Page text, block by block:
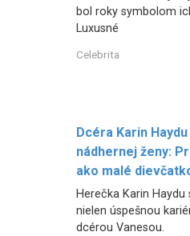
bol roky symbolom
Luxusné
Celebrita
Dcéra Karin
nádhernej ženy:
ako malé
Herečka Karin
nielen úspešnou
dcérou Vanesou.